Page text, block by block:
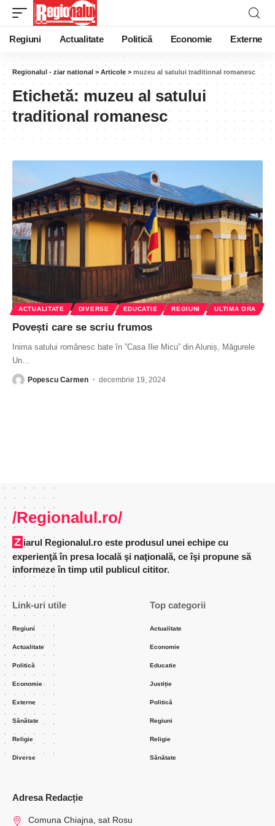
Regiuni Actualitate Politică Economie Externe
Regionalul - ziar national > Articole > muzeu al satului traditional romanesc
Etichetă: muzeu al satului
traditional romanesc
ACTUALITATE DIVERSE EDUCATIE REGIUNI ULTIMA ORA
Povești care se scriu frumos
Inima satului românesc bate în ”Casa Ilie Micu” din Aluniș, Măgurele
Un
Popescu Carmen decembrie 19, 2024
/Regionalul.ro/
Ziarul Regionalul.ro este produsul unei echipe cu
experienţă în presa locală şi naţională, ce îşi propune să
informeze în timp util publicul cititor.
Link-uri utile
Regiuni
Actualitate
Politică
Economie
Externe
Sănătate
Religie
Diverse
Top categorii
Actualitate
Economie
Educatie
Justiție
Politică
Regiuni
Religie
Sănătate
Adresa Redacție
Comuna Chiajna, sat Rosu